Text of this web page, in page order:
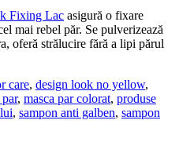
Fixing Lac asigură o fixare
mai rebel păr. Se pulverizează
oferă strălucire fără a lipi părul
care, design look no yellow,
, masca par colorat, produse
, sampon anti galben, sampon